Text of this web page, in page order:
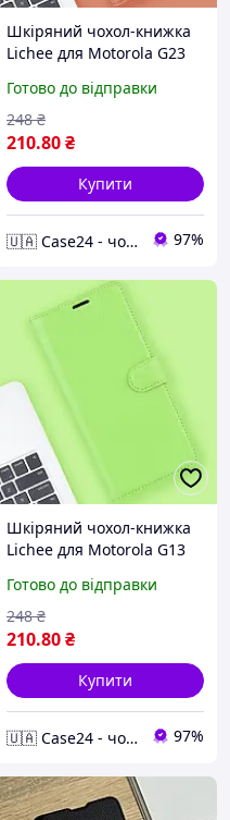
Шкіряний чохол-книжка
Lichee для Motorola G23
Готово до відправки
210.80₴
248 ₴
Купити
🇺🇦 Case24 - чохли та аксесуари для смартфонів та планшетів 97%
Шкіряний чохол-книжка
Lichee для Motorola G13
Готово до відправки
210.80₴
248 ₴
Купити
🇺🇦 Case24 - чохли та аксесуари для смартфонів та планшетів 97%